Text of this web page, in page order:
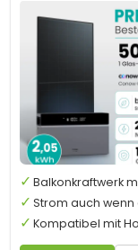
Balkonkraftwerk
Strom auch wenn
Kompatibel mit